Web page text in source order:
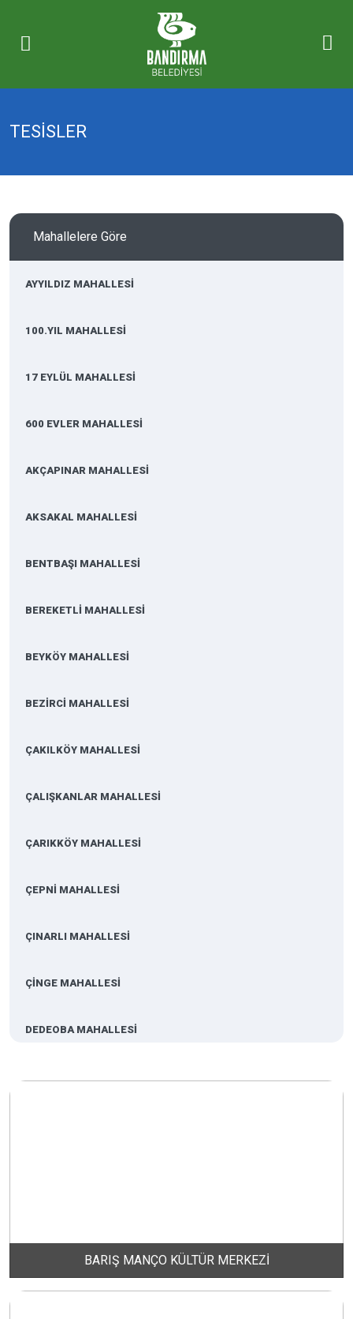
TESİSLER
Mahallelere Göre
AYYILDIZ MAHALLESİ
100.YIL MAHALLESİ
17 EYLÜL MAHALLESİ
600 EVLER MAHALLESİ
AKÇAPINAR MAHALLESİ
AKSAKAL MAHALLESİ
BENTBAŞI MAHALLESİ
BEREKETLİ MAHALLESİ
BEYKÖY MAHALLESİ
BEZİRCİ MAHALLESİ
ÇAKILKÖY MAHALLESİ
ÇALIŞKANLAR MAHALLESİ
ÇARIKKÖY MAHALLESİ
ÇEPNİ MAHALLESİ
ÇINARLI MAHALLESİ
ÇİNGE MAHALLESİ
DEDEOBA MAHALLESİ
DUTLİMAN MAHALLESİ
BARIŞ MANÇO KÜLTÜR MERKEZİ